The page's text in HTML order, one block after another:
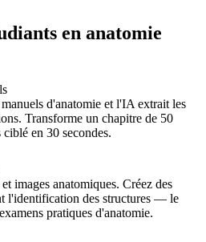
en anatomie
d'anatomie et l'IA extrait les
Transforme un chapitre de 50
en 30 secondes.
images anatomiques. Créez des
l'identification des structures — le
pratiques d'anatomie.